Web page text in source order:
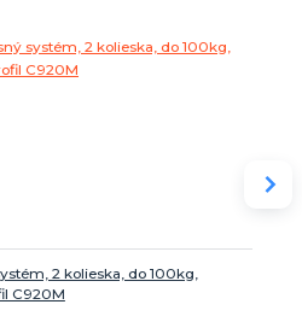
2 kolieska, do 100kg,
C920M